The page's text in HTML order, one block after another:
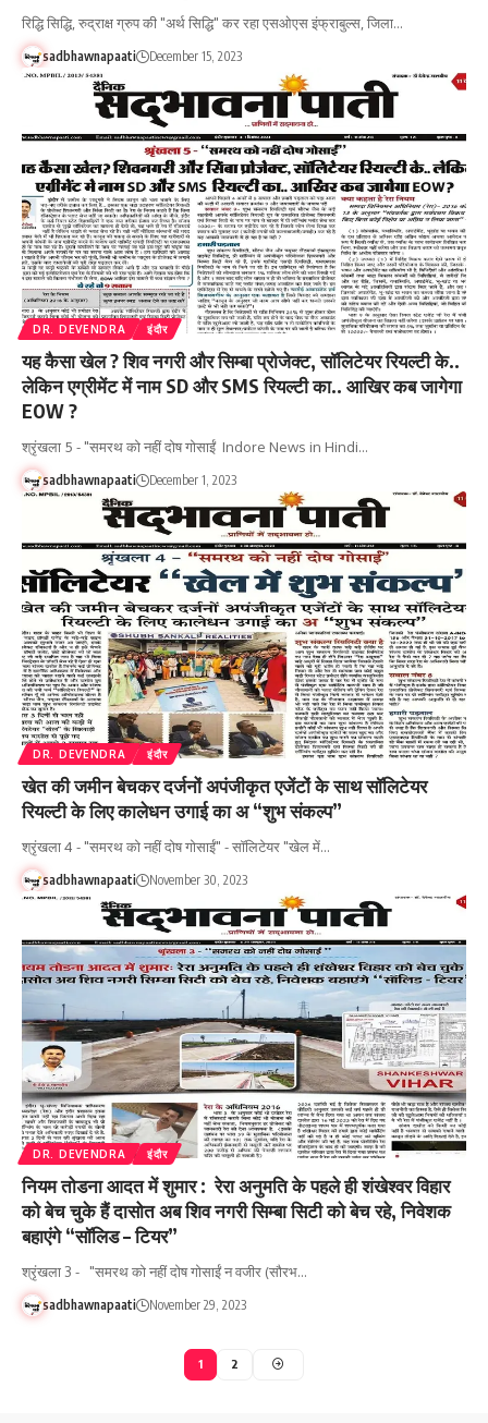
रिद्धि सिद्धि, रुद्राक्ष ग्रुप की "अर्थ सिद्धि" कर रहा एसओएस इंफ्राबुल्स, जिला…
sadbhawnapaati December 15, 2023
DR. DEVENDRA इंदौर
यह कैसा खेल ? शिव नगरी और सिम्बा प्रोजेक्ट, सॉलिटेयर रियल्टी के..
लेकिन एग्रीमेंट में नाम SD और SMS रियल्टी का.. आखिर कब जागेगा
EOW ?
श्रृंखला 5 - "समरथ को नहीं दोष गोसाईं Indore News in Hindi…
sadbhawnapaati December 1, 2023
DR. DEVENDRA इंदौर
खेत की जमीन बेचकर दर्जनों अपंजीकृत एजेंटों के साथ सॉलिटेयर
रियल्टी के लिए कालेधन उगाई का अ “शुभ संकल्प”
श्रृंखला 4 - "समरथ को नहीं दोष गोसाईं" - सॉलिटेयर "खेल में…
sadbhawnapaati November 30, 2023
DR. DEVENDRA इंदौर
नियम तोडना आदत में शुमार : रेरा अनुमति के पहले ही शंखेश्वर विहार
को बेच चुके हैं दासोत अब शिव नगरी सिम्बा सिटी को बेच रहे, निवेशक
बहाएंगे “सॉलिड – टियर”
श्रृंखला 3 - "समरथ को नहीं दोष गोसाईं न वजीर (सौरभ…
sadbhawnapaati November 29, 2023
1 2